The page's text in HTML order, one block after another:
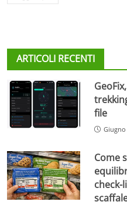
ARTICOLI RECENTI
file
Giugno
Come
check-